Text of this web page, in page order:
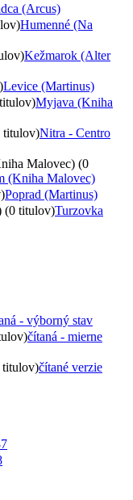
(Arcus)
Humenné (Na
Kežmarok (Alter
Levice (Martinus)
Myjava (Kniha
titulov)Nitra - Centro
Malovec) (0
(Kniha Malovec)
Poprad (Martinus)
(0 titulov)Turzovka
- výborný stav
čítaná - mierne
titulov)čítané verzie